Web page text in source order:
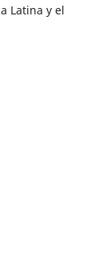
Latina y el